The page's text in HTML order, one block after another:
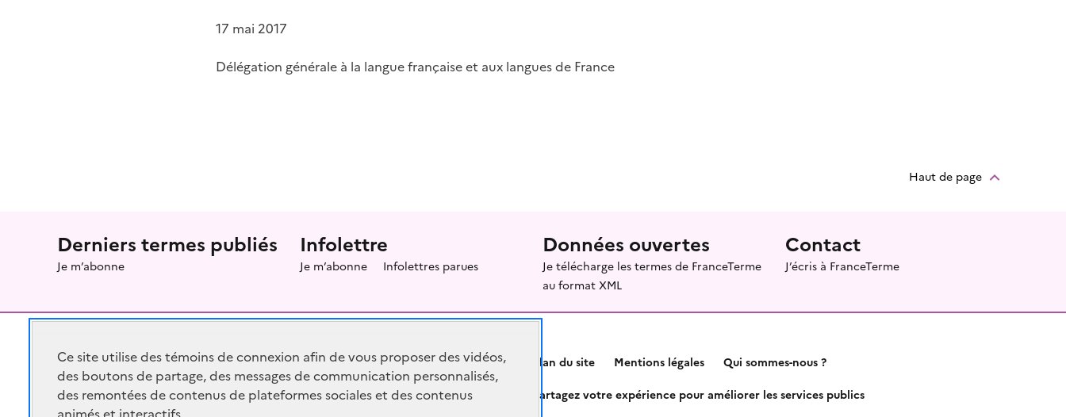
17 mai 2017
Délégation générale à la langue française et aux langues de France
Haut de page
Menu prefooter
Derniers termes publiés
Je m’abonne
Infolettre
Je m’abonne Infolettres parues
Données ouvertes
Je télécharge les termes de FranceTerme
au format XML
Contact
J’écris à FranceTerme
RÉPUBLIQUE
FRANÇAISE
Plan du site Mentions légales Qui sommes-nous ?
Partagez votre expérience pour améliorer les services publics
Ce site utilise des témoins de connexion afin de vous proposer des vidéos,
des boutons de partage, des messages de communication personnalisés,
des remontées de contenus de plateformes sociales et des contenus
animés et interactifs.